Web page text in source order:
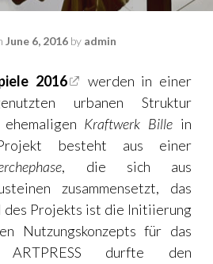
June 6, 2016 by admin
2016
werden in einer
urbanen Struktur
Kraftwerk Bille in
besteht aus einer
, die sich aus
zusammensetzt, das
Projekts ist die Initiierung
Nutzungskonzepts für das
durfte den